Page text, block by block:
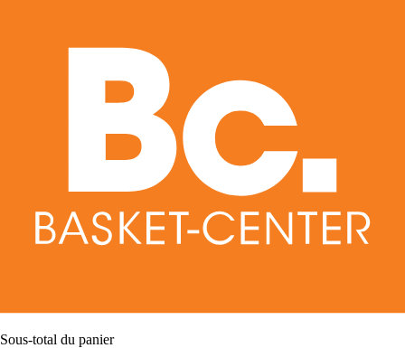
Sous-total du panier